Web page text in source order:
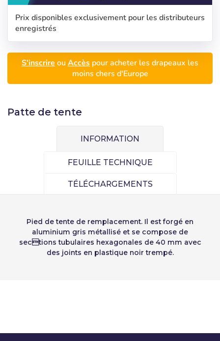
S'inscrire
Utilisateur (VAT):
Mémoriser le mot de passe: Oui
Récupérer le mot de passe
Créer compte
Sélectionnez votre
langue
Español
Português
Français
Slovenija
Finnish
Norway
Prix disponibles exclusivement pour les distributeurs
enregistrés
S'inscrire ou Accès pour acheter les drapeaux les
moins chers d'Europe
Patte de tente
INFORMATION
FEUILLE TECHNIQUE
TÉLÉCHARGEMENTS
Pied de tente de remplacement. Il est forgé en
aluminium gris métallisé et se compose de
sections tubulaires hexagonales de 40 mm avec
des joints en plastique noir trempé.
Precios por unidad
1 -1,00 €
Añadiendo producto al carrito